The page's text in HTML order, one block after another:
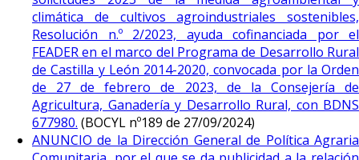
climática de cultivos agroindustriales sostenibles,
Resolución n.º 2/2023, ayuda cofinanciada por el
FEADER en el marco del Programa de Desarrollo Rural
de Castilla y León 2014-2020, convocada por la Orden
de 27 de febrero de 2023, de la Consejería de
Agricultura, Ganadería y Desarrollo Rural, con BDNS
677980. (BOCYL nº189 de 27/09/2024)
ANUNCIO de la Dirección General de Política Agraria